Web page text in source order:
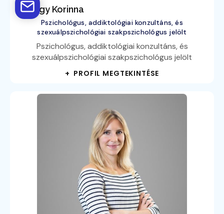
György Korinna
Pszichológus, addiktológiai konzultáns, és
szexuálpszichológiai szakpszichológus jelölt
Pszichológus, addiktológiai konzultáns, és
szexuálpszichológiai szakpszichológus jelölt
+ PROFIL MEGTEKINTÉSE